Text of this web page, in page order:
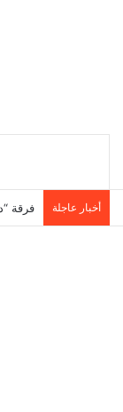
أخبار عاجلة فرقة